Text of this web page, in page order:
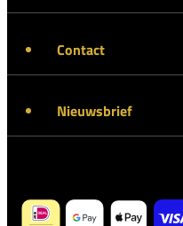
Contact
Nieuwsbrief